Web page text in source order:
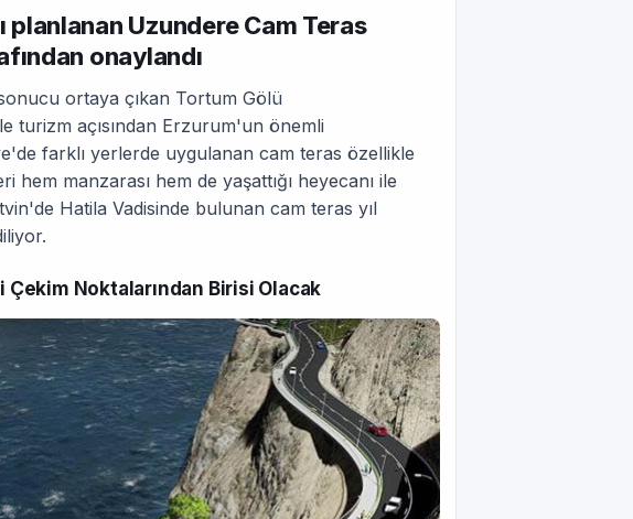
Uzundere Cam Teras
onaylandı
ortaya çıkan Tortum Gölü
turizm açısından Erzurum'un önemli
farklı yerlerde uygulanan cam teras özellikle
manzarası hem de yaşattığı heyecanı ile
Hatila Vadisinde bulunan cam teras yıl
Noktalarından Birisi Olacak